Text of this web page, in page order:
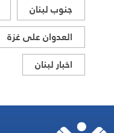
جنوب لبنان
العدوان على غزة
اخبار لبنان